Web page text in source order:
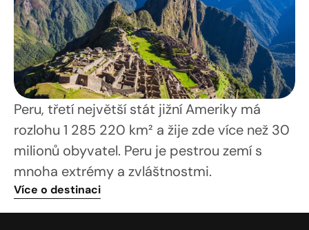
Peru, třetí největší stát jižní Ameriky má
rozlohu 1 285 220 km² a žije zde více než 30
milionů obyvatel. Peru je pestrou zemí s
mnoha extrémy a zvláštnostmi.
Více o destinaci